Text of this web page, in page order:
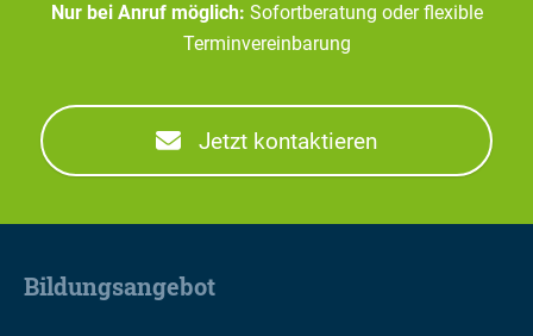
Nur bei Anruf möglich: Sofortberatung oder flexible
Terminvereinbarung
Jetzt kontaktieren
Bildungsangebot